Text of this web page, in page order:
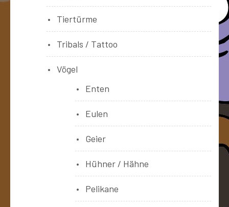
Tiertürme
Tribals / Tattoo
Vögel
Enten
Eulen
Geier
Hühner / Hähne
Pelikane